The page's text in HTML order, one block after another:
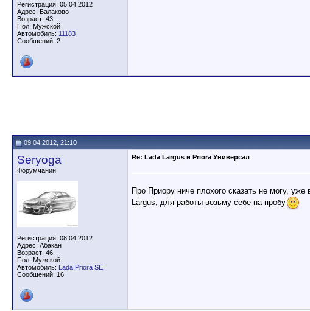
Регистрация: 05.04.2012
Адрес: Балаково
Возраст: 43
Пол: Мужской
Автомобиль: 11183
Сообщений: 2
09.04.2012, 21:10
Seryoga
Форумчанин
Регистрация: 08.04.2012
Адрес: Абакан
Возраст: 46
Пол: Мужской
Автомобиль: Lada Priora SE
Сообщений: 16
Re: Lada Largus и Priora Универсал
Про Приору ниче плохого сказать не могу,
Largus, для работы возьму себе на пробу